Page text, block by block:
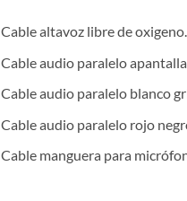
Cable altavoz libre de
Cable audio paralelo
Cable audio paralelo blanco
Cable audio paralelo rojo
Cable manguera para